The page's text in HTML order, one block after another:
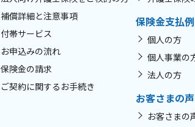
補償詳細と注意事項
付帯サービス
お申込みの流れ
保険金の請求
ご契約に関するお手続き
保険金支払例
個人の方
個人事業の
法人の方
お客さまの声
お客さまの